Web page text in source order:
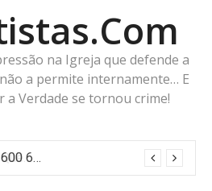
na Igreja que defende a
a permite internamente… E
a Verdade se tornou crime!
6/6/6 — 6+6+6 — 600 60 6… Calcule o número da besta!